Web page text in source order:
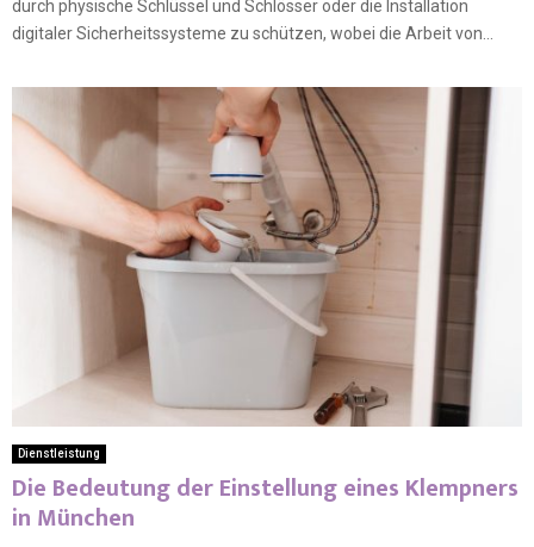
durch physische Schlüssel und Schlösser oder die Installation
digitaler Sicherheitssysteme zu schützen, wobei die Arbeit von...
Dienstleistung
Die Bedeutung der Einstellung eines Klempners
in München